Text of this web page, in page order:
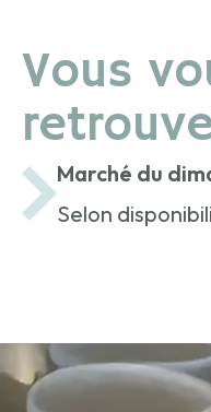
Vous
Marché du
Selon